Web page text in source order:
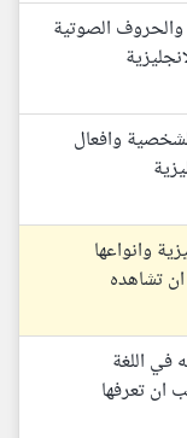
الصوتية
وافعال
وانواعها
تشاهده
في اللغة
ان تعرفها